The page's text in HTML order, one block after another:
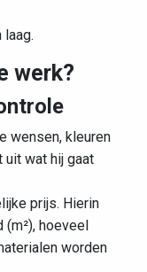
werk?
wensen, kleuren
uit wat hij gaat
prijs. Hierin
hoeveel
worden